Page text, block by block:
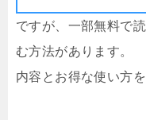
ですが、一部無料で
む方法があります。
内容とお得な使い方